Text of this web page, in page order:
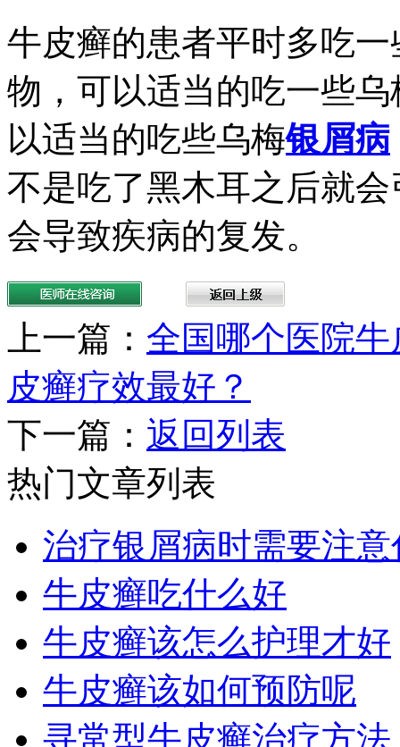
牛皮癣的患者平时多吃
物，可以适当的吃一些
以适当的吃些乌梅银屑病
不是吃了黑木耳之后就
会导致疾病的复发。
上一篇： 全国哪个医院
皮癣疗效最好？
下一篇： 返回列表
热门文章列表
治疗银屑病时需要注意
牛皮癣吃什么好
牛皮癣该怎么护理才好
牛皮癣该如何预防呢
寻常型牛皮癣治疗方法